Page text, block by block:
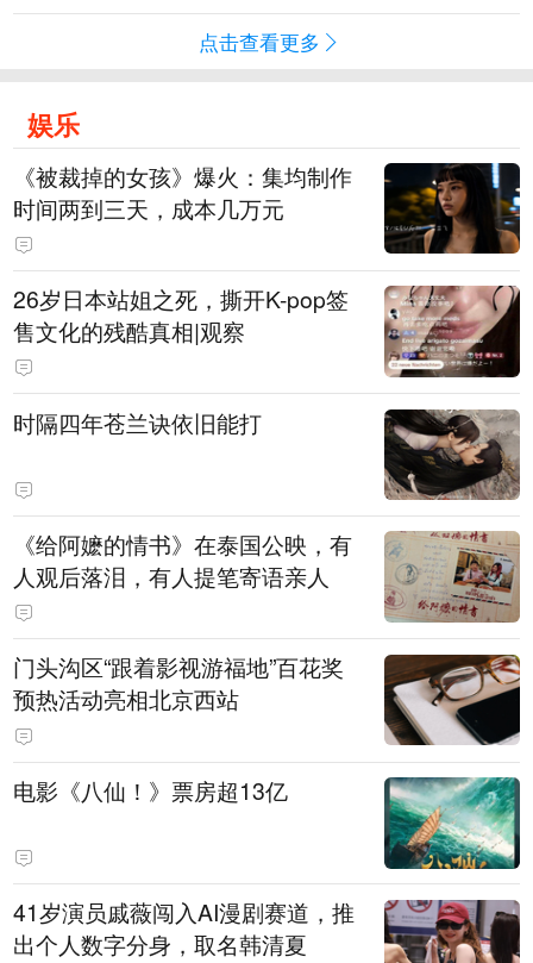
点击查看更多
娱乐
《被裁掉的女孩》爆火：集均制作
时间两到三天，成本几万元
​26岁日本站姐之死，撕开K-pop签
售文化的残酷真相|观察
时隔四年苍兰诀依旧能打
《给阿嬷的情书》在泰国公映，有
人观后落泪，有人提笔寄语亲人
门头沟区“跟着影视游福地”百花奖
预热活动亮相北京西站
电影《八仙！》票房超13亿
41岁演员戚薇闯入AI漫剧赛道，推
出个人数字分身，取名韩清夏